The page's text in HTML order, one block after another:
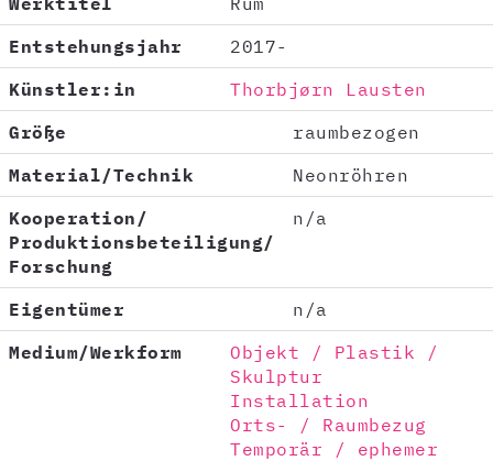
Entstehungsjahr
2017-
Künstler:in
Thorbjørn Lausten
Größe
raumbezogen
Material/Technik
Neonröhren
Kooperation/
Produktionsbeteiligung/
Forschung
n/a
Eigentümer
n/a
Medium/Werkform
Objekt / Plastik /
Skulptur
Installation
Orts- / Raumbezug
Temporär / ephemer